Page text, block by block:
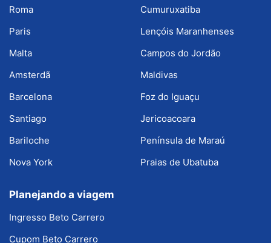
Roma
Paris
Malta
Amsterdã
Barcelona
Santiago
Bariloche
Nova York
Cumuruxatiba
Lençóis Maranhenses
Campos do Jordão
Maldivas
Foz do Iguaçu
Jericoacoara
Península de Maraú
Praias de Ubatuba
Planejando a viagem
Ingresso Beto Carrero
Cupom Beto Carrero